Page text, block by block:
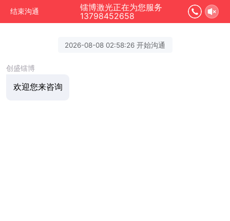
结束沟通
镭博激光正在为您服务
13798452658
2026-08-08 02:58:26 开始沟通
创盛镭博
欢迎您来咨询